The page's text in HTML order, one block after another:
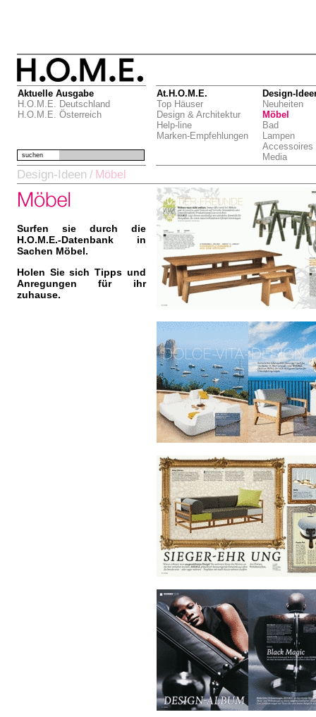
Aktuelle Ausgabe
H.O.M.E. Deutschland
H.O.M.E. Österreich
At.H.O.M.E.
Top Häuser
Design & Architektur
Help-line
Marken-Empfehlungen
Design-
Neuheiten
Möbel
Bad
Lampen
Accessoires
Media
suchen
Design-Ideen / Möbel
Surfen sie durch die
H.O.M.E.-Datenbank in
Sachen Möbel.
Holen Sie sich Tipps und
Anregungen für ihr
zuhause.